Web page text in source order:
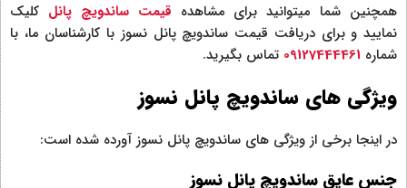
همچنین شما میتوانید برای مشاهده قیمت ساندویچ پانل کلیک
نمایید و برای دریافت قیمت ساندویچ پانل نسوز با کارشناسان ما، با
شماره 09127444461 تماس بگیرید.
ویژگی های ساندویچ پانل نسوز
در اینجا برخی از ویژگی های ساندویچ پانل نسوز آورده شده است:
جنس عایق ساندویچ پانل نسوز